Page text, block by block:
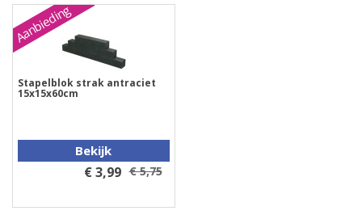
Aanbieding
Stapelblok strak antraciet
15x15x60cm
Bekijk
€ 3,99 € 5,75